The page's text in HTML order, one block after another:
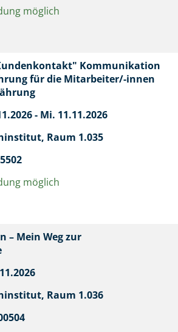
möglich
Kommunikation
für die Mitarbeiter/-innen
- Mi. 11.11.2026
Raum 1.035
möglich
– Mein Weg zur
Raum 1.036